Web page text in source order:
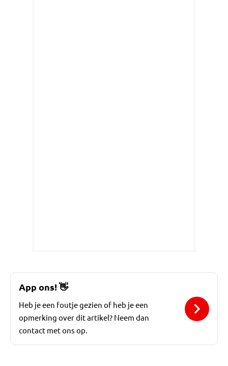
App ons!👋
Heb je een foutje gezien of heb je een
opmerking over dit artikel? Neem dan
contact met ons op.